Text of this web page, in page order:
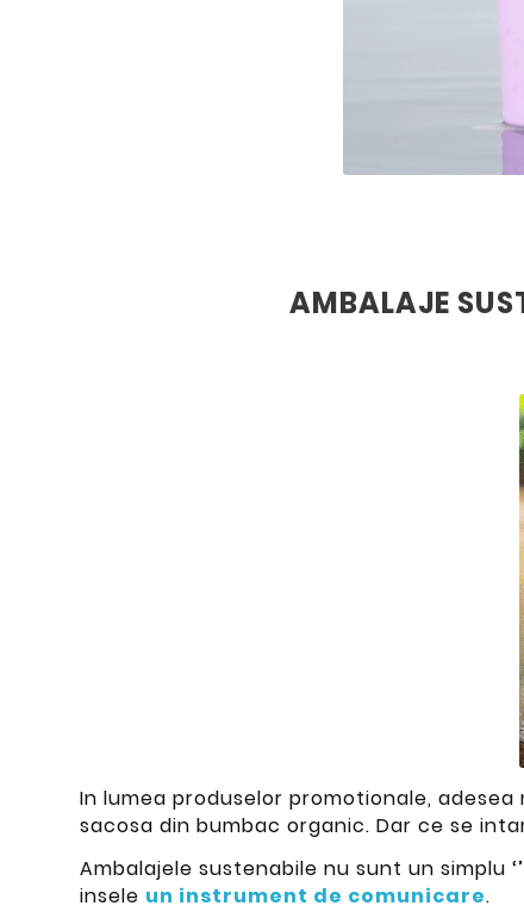
AMBALAJE
In lumea produselor promotionale,
sacosa din bumbac organic. Dar ce se
Ambalajele sustenabile nu sunt un simplu
insele un instrument de comunicare.